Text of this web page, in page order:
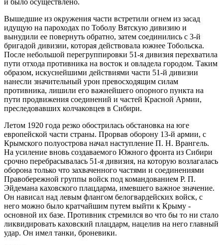
и было осуществлено.
Вышедшие из окружения части встретили огнем из засад
идущую на пароходах по Тоболу Вятскую дивизию и
вынудили ее повернуть обратно, затем соединились с 3-й
бригадой дивизии, которая действовала южнее Тобольска.
После небольшой перегруппировки 51-я дивизия перехватила
пути отхода противника на восток и овладела городом. Таким
образом, искуснейшими действиями части 51-й дивизии
нанесли значительный урон превосходящим силам
противника, лишили его важнейшего опорного пункта на
пути продвижения соединений и частей Красной Армии,
преследовавших колчаковцев в Сибири.
Летом 1920 года резко обострилась обстановка на юге
европейской части страны. Прорвав оборону 13-й армии, с
Крымского полуострова начал наступление П. Н. Врангель.
На усиление вновь создаваемого Южного фронта из Сибири
срочно перебрасывалась 51-я дивизия, на которую возлагалась
оборона только что захваченного частями и соединениями
Правобережной группы войск под командованием Р. П.
Эйдемана каховского плацдарма, имевшего важное значение.
Он нависал над левым флангом белогвардейских войск, с
него можно было кратчайшим путем выйти к Крыму -
основной их базе. Противник стремился во что бы то ни стало
ликвидировать каховский плацдарм, нацелив на него главный
удар. Он имел танки, броневики.